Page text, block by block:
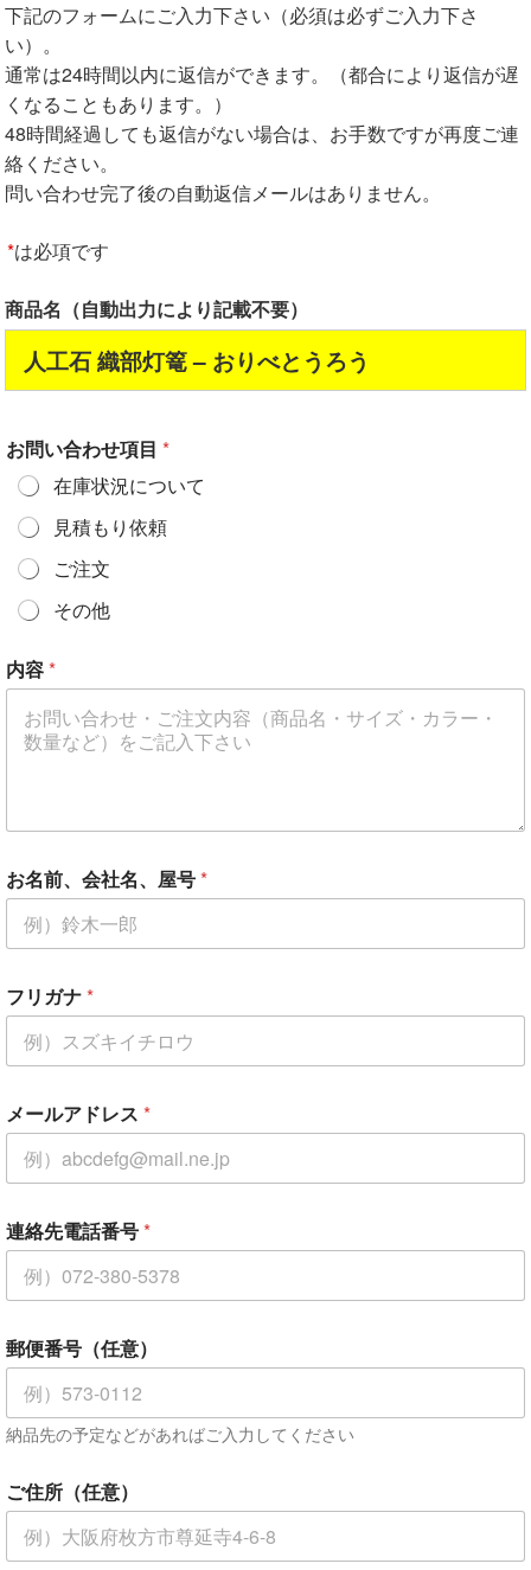
下記のフォームにご入力下さい（必須は必ずご入力下さ
い）。
通常は24時間以内に返信ができます。（都合により返信が遅
くなることもあります。）
48時間経過しても返信がない場合は、お手数ですが再度ご連
絡ください。
問い合わせ完了後の自動返信メールはありません。
*は必項です
商品名（自動出力により記載不要）
人工石 織部灯篭 – おりべとうろう
お問い合わせ項目 *
在庫状況について
見積もり依頼
ご注文
その他
内容*
お名前、会社名、屋号*
フリガナ*
メールアドレス *
連絡先電話番号*
名
前
会
社
、
屋
*
郵便番号（任意）
納品先の予定などがあればご入力してください
ご住所（任意）